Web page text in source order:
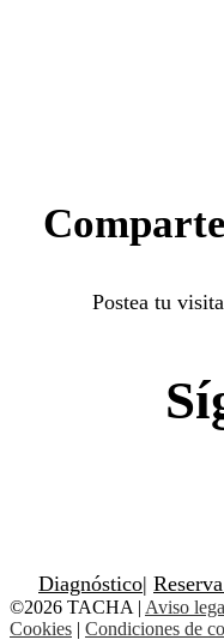
Postea tu
Diagnóstico|
©2026 TACHA | Aviso
Cookies | Condiciones de